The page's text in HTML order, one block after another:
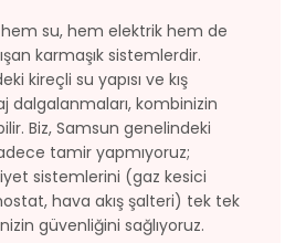
hem su, hem elektrik hem de
karmaşık sistemlerdir.
kireçli su yapısı ve kış
dalgalanmaları, kombinizin
Biz, Samsun genelindeki
tamir yapmıyoruz;
sistemlerini (gaz kesici
hava akış şalteri) tek tek
güvenliğini sağlıyoruz.